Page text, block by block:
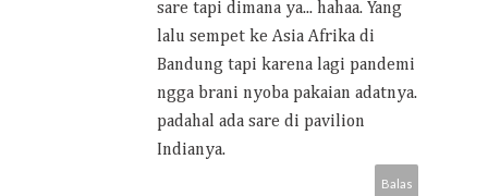
sare tapi dimana ya... hahaa. Yang
lalu sempet ke Asia Afrika di
Bandung tapi karena lagi pandemi
ngga brani nyoba pakaian adatnya.
padahal ada sare di pavilion
Indianya.
Balas